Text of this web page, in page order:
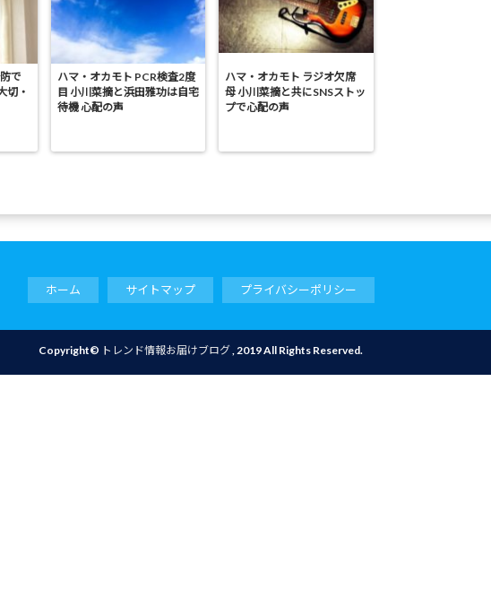
で
切・
ハマ・オカモト PCR検査2度
目 小川菜摘と浜田雅功は自宅
待機 心配の声
ハマ・オカモト ラジオ欠席
母 小川菜摘と共にSNSストッ
プで心配の声
ホーム サイトマップ プライバシーポリシー
Copyright© トレンド情報お届けブログ, 2019 All Rights Reserved.